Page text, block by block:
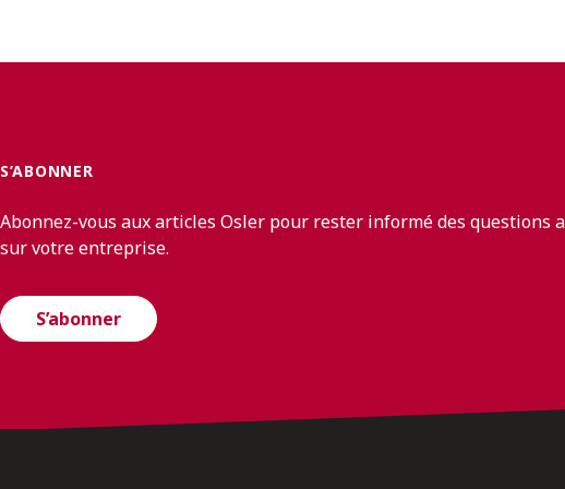
S’ABONNER
Abonnez-vous aux articles Osler pour rester informé des questions
sur votre entreprise.
S’abonner